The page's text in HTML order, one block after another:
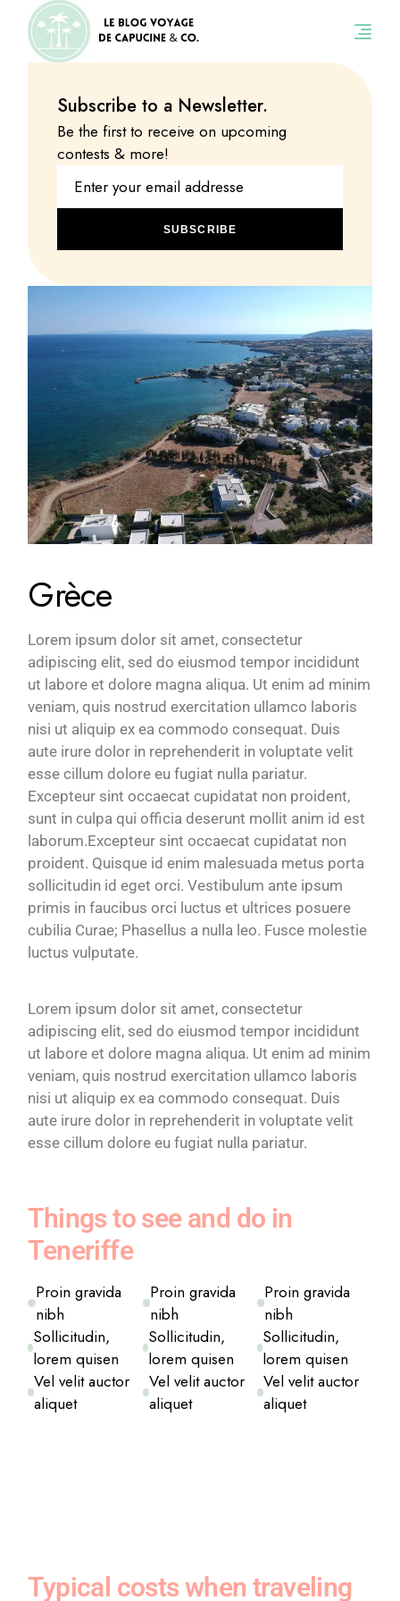
Subscribe to a Newsletter.
Be the first to receive on upcoming
contests & more!
SUBSCRIBE
Grèce
Lorem ipsum dolor sit amet, consectetur
adipiscing elit, sed do eiusmod tempor incididunt
ut labore et dolore magna aliqua. Ut enim ad minim
veniam, quis nostrud exercitation ullamco laboris
nisi ut aliquip ex ea commodo consequat. Duis
aute irure dolor in reprehenderit in voluptate velit
esse cillum dolore eu fugiat nulla pariatur.
Excepteur sint occaecat cupidatat non proident,
sunt in culpa qui officia deserunt mollit anim id est
laborum.Excepteur sint occaecat cupidatat non
proident. Quisque id enim malesuada metus porta
sollicitudin id eget orci. Vestibulum ante ipsum
primis in faucibus orci luctus et ultrices posuere
cubilia Curae; Phasellus a nulla leo. Fusce molestie
luctus vulputate.
Lorem ipsum dolor sit amet, consectetur
adipiscing elit, sed do eiusmod tempor incididunt
ut labore et dolore magna aliqua. Ut enim ad minim
veniam, quis nostrud exercitation ullamco laboris
nisi ut aliquip ex ea commodo consequat. Duis
aute irure dolor in reprehenderit in voluptate velit
esse cillum dolore eu fugiat nulla pariatur.
Things to see and do in
Teneriffe
Proin gravida
nibh
Sollicitudin,
lorem quisen
Vel velit auctor
aliquet
Proin gravida
nibh
Sollicitudin,
lorem quisen
Vel velit auctor
aliquet
Proin gravida
nibh
Sollicitudin,
lorem quisen
Vel velit auctor
aliquet
Typical costs when traveling